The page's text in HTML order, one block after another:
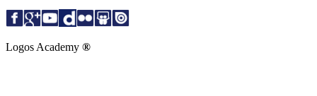
Logos Academy ®